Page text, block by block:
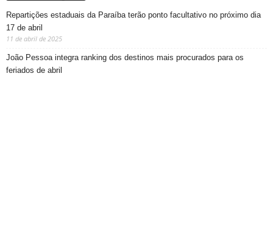
Repartições estaduais da Paraíba terão ponto facultativo no próximo dia
17 de abril
11 de abril de 2025
João Pessoa integra ranking dos destinos mais procurados para os
feriados de abril